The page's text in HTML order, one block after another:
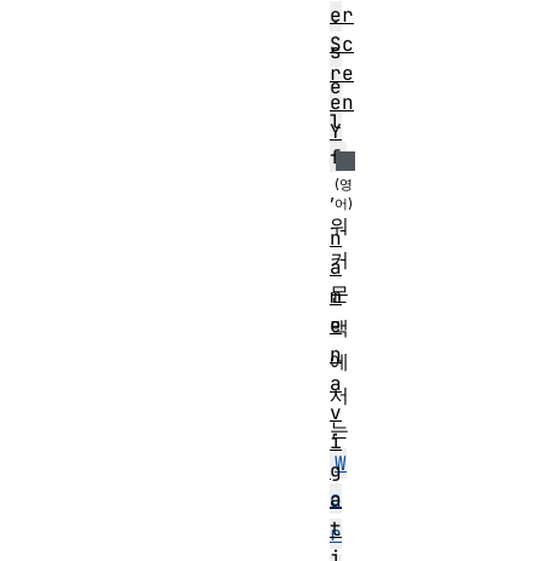
.
s
e
l
f
워
커
문
맥
에
서
는
W
o
r
er
Sc
re
en
Y
n
a
m
e
n
a
v
i
g
a
t